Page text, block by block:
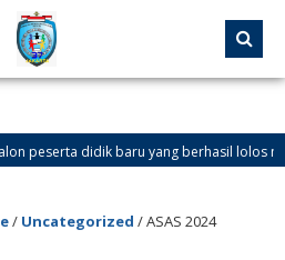
didik baru yang berhasil lolos melalui
/ Uncategorized /ASAS 2024